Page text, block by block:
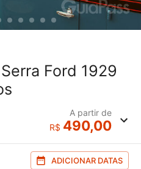
Ford 1929
A partir de
R$ 490,00
ADICIONAR DATAS